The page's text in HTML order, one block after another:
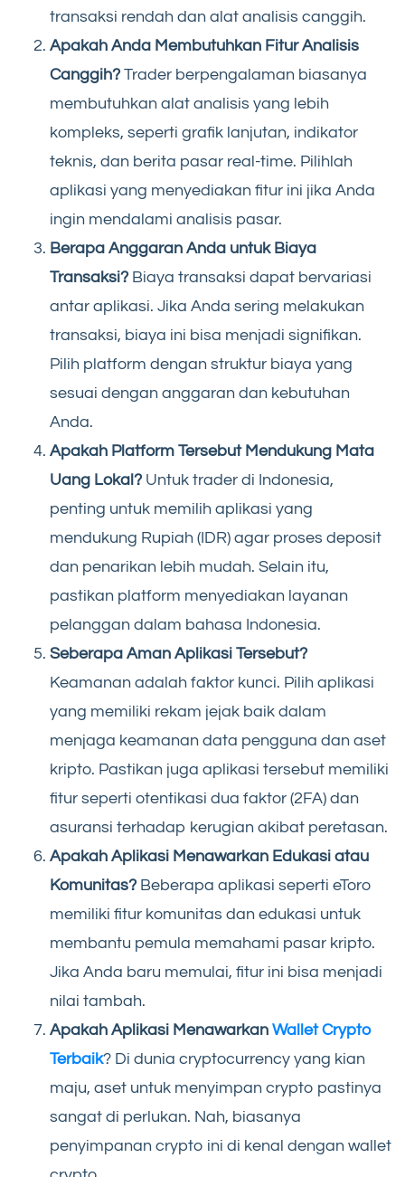
transaksi rendah dan alat analisis canggih.
Apakah Anda Membutuhkan Fitur Analisis
Canggih? Trader berpengalaman biasanya
membutuhkan alat analisis yang lebih
kompleks, seperti grafik lanjutan, indikator
teknis, dan berita pasar real-time. Pilihlah
aplikasi yang menyediakan fitur ini jika Anda
ingin mendalami analisis pasar.
Berapa Anggaran Anda untuk Biaya
Transaksi? Biaya transaksi dapat bervariasi
antar aplikasi. Jika Anda sering melakukan
transaksi, biaya ini bisa menjadi signifikan.
Pilih platform dengan struktur biaya yang
sesuai dengan anggaran dan kebutuhan
Anda.
Apakah Platform Tersebut Mendukung Mata
Uang Lokal? Untuk trader di Indonesia,
penting untuk memilih aplikasi yang
mendukung Rupiah (IDR) agar proses deposit
dan penarikan lebih mudah. Selain itu,
pastikan platform menyediakan layanan
pelanggan dalam bahasa Indonesia.
Seberapa Aman Aplikasi Tersebut?
Keamanan adalah faktor kunci. Pilih aplikasi
yang memiliki rekam jejak baik dalam
menjaga keamanan data pengguna dan aset
kripto. Pastikan juga aplikasi tersebut memiliki
fitur seperti otentikasi dua faktor (2FA) dan
asuransi terhadap kerugian akibat peretasan.
Apakah Aplikasi Menawarkan Edukasi atau
Komunitas? Beberapa aplikasi seperti eToro
memiliki fitur komunitas dan edukasi untuk
membantu pemula memahami pasar kripto.
Jika Anda baru memulai, fitur ini bisa menjadi
nilai tambah.
Apakah Aplikasi Menawarkan Wallet Crypto
Terbaik? Di dunia cryptocurrency yang kian
maju, aset untuk menyimpan crypto pastinya
sangat di perlukan. Nah, biasanya
penyimpanan crypto ini di kenal dengan wallet